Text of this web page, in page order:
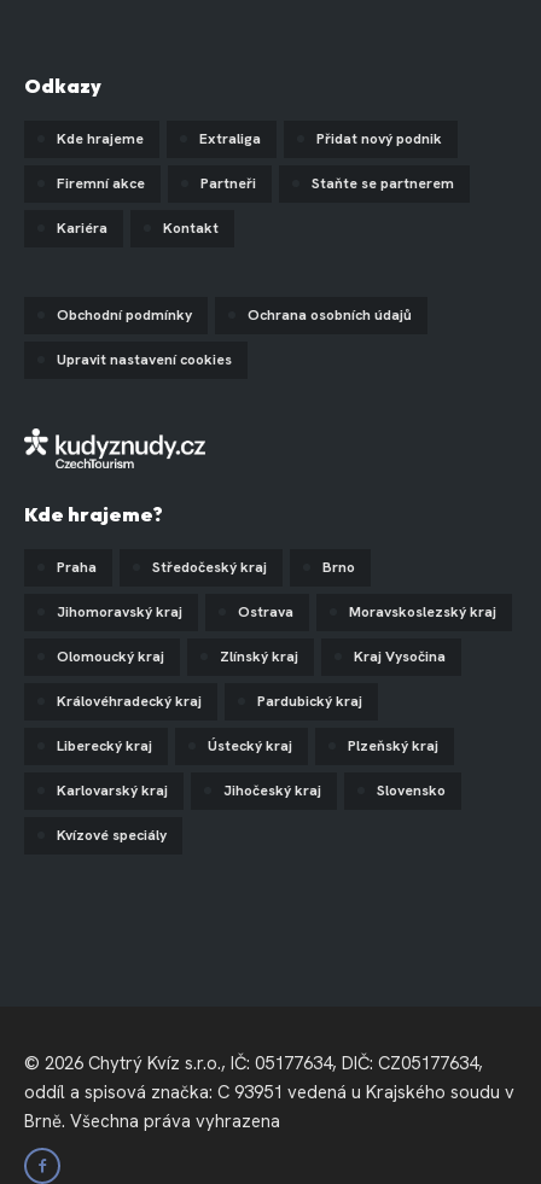
Odkazy
Kde hrajeme Extraliga Přidat nový podnik
Firemní akce Partneři Staňte se partnerem
Kariéra Kontakt
Obchodní podmínky Ochrana osobních údajů
Upravit nastavení cookies
Kde hrajeme?
Praha Středočeský kraj Brno
Jihomoravský kraj Ostrava Moravskoslezský kraj
Olomoucký kraj Zlínský kraj Kraj Vysočina
Královéhradecký kraj Pardubický kraj
Liberecký kraj Ústecký kraj Plzeňský kraj
Karlovarský kraj Jihočeský kraj Slovensko
Kvízové speciály
© 2026 Chytrý Kvíz s.r.o., IČ: 05177634, DIČ: CZ05177634,
oddíl a spisová značka: C 93951 vedená u Krajského soudu v
Brně. Všechna práva vyhrazena